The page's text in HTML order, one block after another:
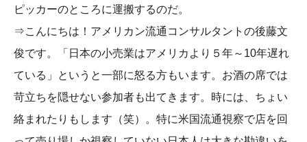
ピッカーのところに運搬するのだ。
⇒こんにちは！アメリカン流通コンサルタントの後藤文
俊です。「日本の小売業はアメリカより５年～10年遅れ
ている」というと一部に怒る方もいます。お酒の席では
苛立ちを隠せない参加者も出てきます。時には、ちょい
絡まれたりもします（笑）。特に米国流通視察で店を回